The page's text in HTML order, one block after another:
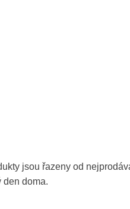
jsou řazeny od
den doma.